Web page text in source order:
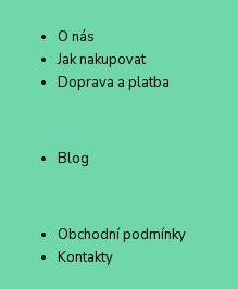
O nás
Jak nakupovat
Doprava a platba
Blog
Obchodní podmínky
Kontakty